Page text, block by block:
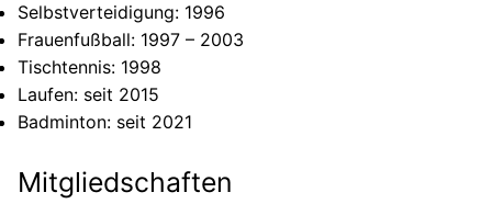
Selbstverteidigung: 1996
Frauenfußball: 1997 – 2003
Tischtennis: 1998
Laufen: seit 2015
Badminton: seit 2021
Mitgliedschaften